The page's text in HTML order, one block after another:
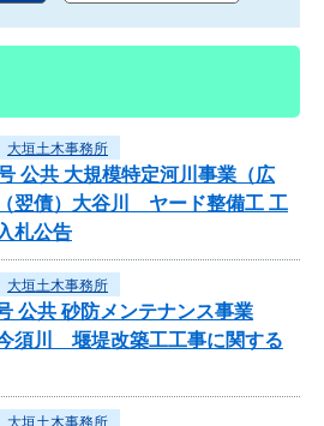
大垣土木事務所
公共 大規模特定河川事業（広
翌債）大谷川 ヤード整備工 工
札公告
大垣土木事務所
公共 砂防メンテナンス事業
須川 堰堤改築工工事に関する
大垣土木事務所